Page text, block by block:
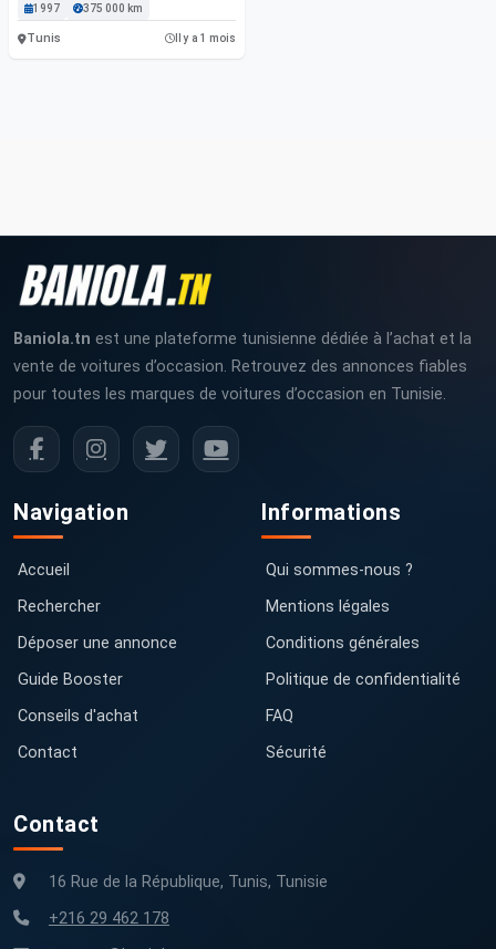
1997 375 000 km
Tunis Il y a 1 mois
Baniola.tn est une plateforme tunisienne dédiée à l’achat et la
vente de voitures d’occasion. Retrouvez des annonces fiables
pour toutes les marques de voitures d’occasion en Tunisie.
Navigation
Accueil
Rechercher
Déposer une annonce
Guide Booster
Conseils d'achat
Contact
Informations
Qui sommes-nous ?
Mentions légales
Conditions générales
Politique de confidentialité
FAQ
Sécurité
Contact
16 Rue de la République, Tunis, Tunisie
+216 29 462 178